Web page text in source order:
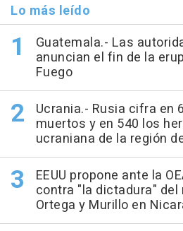
Lo más leído
Guatemala.- Las
anuncian el fin de la
Fuego
Ucrania.- Rusia cifra en
muertos y en 540 los
ucraniana de la región
EEUU propone ante la
contra "la dictadura"
Ortega y Murillo en